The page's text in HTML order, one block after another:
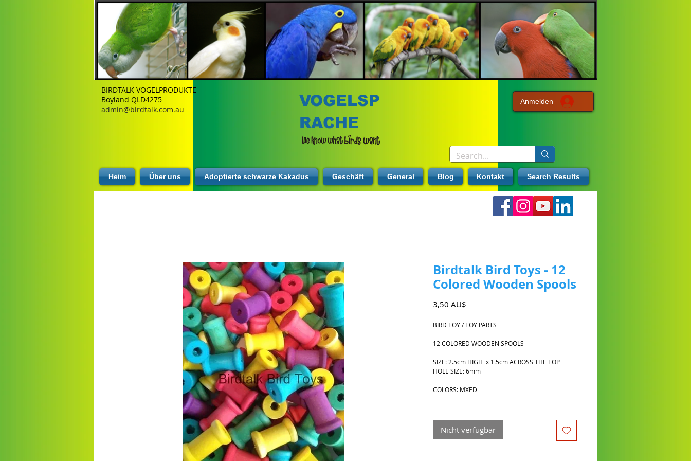
BIRDTALK VOGELPRODUKTE
Boyland QLD4275
admin@birdtalk.com.au
VOGELSP
RACHE
Anmelden
Heim Über uns Adoptierte schwarze Kakadus Geschäft General Blog Kontakt Search Results
Birdtalk Bird Toys - 12
Colored Wooden Spools
3,50 AU$
BIRD TOY / TOY PARTS
12 COLORED WOODEN SPOOLS
SIZE: 2.5cm HIGH x 1.5cm ACROSS THE TOP
HOLE SIZE: 6mm
COLORS: MXED
Nicht verfügbar